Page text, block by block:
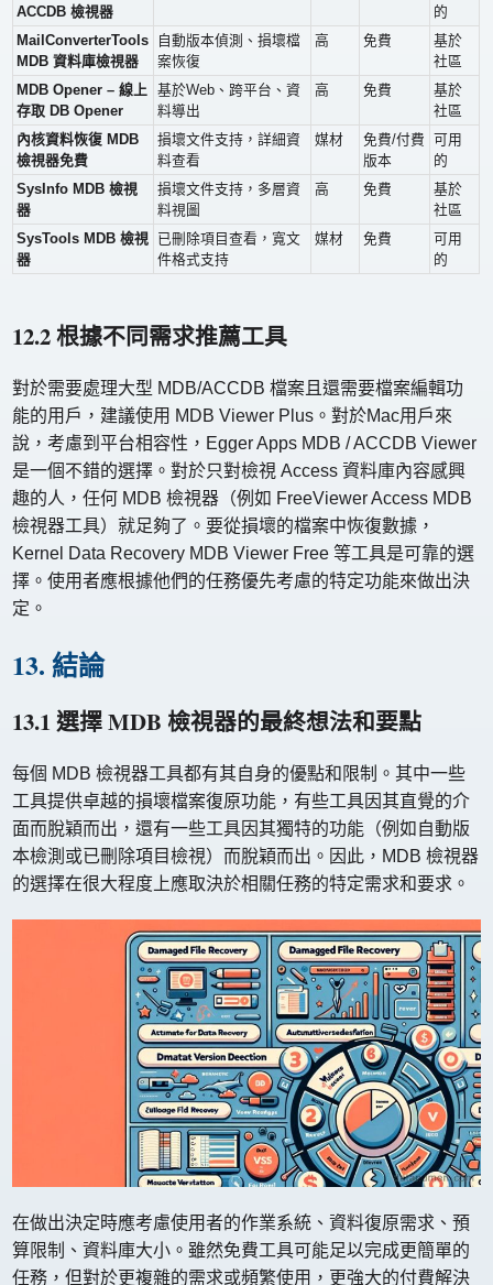
ACCDB 檢視器
的
MailConverterTools
MDB 資料庫檢視器
自動版本偵測、損壞檔
案恢復
高 免費
基於
社區
MDB Opener – 線上
存取 DB Opener
基於Web、跨平台、資
料導出
高 免費
基於
社區
內核資料恢復 MDB
檢視器免費
損壞文件支持，詳細資
料查看
媒材
免費/付費
版本
可用
的
SysInfo MDB 檢視
器
損壞文件支持，多層資
料視圖
高 免費
基於
社區
SysTools MDB 檢視
器
已刪除項目查看，寬文
件格式支持
媒材 免費
可用
的
12.2 根據不同需求推薦工具
對於需要處理大型 MDB/ACCDB 檔案且還需要檔案編輯功
能的用戶，建議使用 MDB Viewer Plus。對於Mac用戶來
說，考慮到平台相容性，Egger Apps MDB / ACCDB Viewer
是一個不錯的選擇。對於只對檢視 Access 資料庫內容感興
趣的人，任何 MDB 檢視器（例如 FreeViewer Access MDB
檢視器工具）就足夠了。要從損壞的檔案中恢復數據，
Kernel Data Recovery MDB Viewer Free 等工具是可靠的選
擇。使用者應根據他們的任務優先考慮的特定功能來做出決
定。
13. 結論
13.1 選擇 MDB 檢視器的最終想法和要點
每個 MDB 檢視器工具都有其自身的優點和限制。其中一些
工具提供卓越的損壞檔案復原功能，有些工具因其直覺的介
面而脫穎而出，還有一些工具因其獨特的功能（例如自動版
本檢測或已刪除項目檢視）而脫穎而出。因此，MDB 檢視器
的選擇在很大程度上應取決於相關任務的特定需求和要求。
在做出決定時應考慮使用者的作業系統、資料復原需求、預
算限制、資料庫大小。雖然免費工具可能足以完成更簡單的
任務，但對於更複雜的需求或頻繁使用，更強大的付費解決